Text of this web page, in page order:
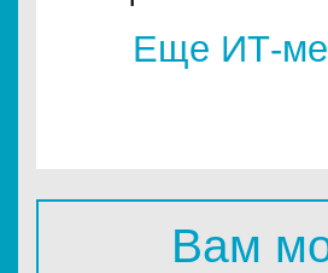
Еще ИТ-
Вам